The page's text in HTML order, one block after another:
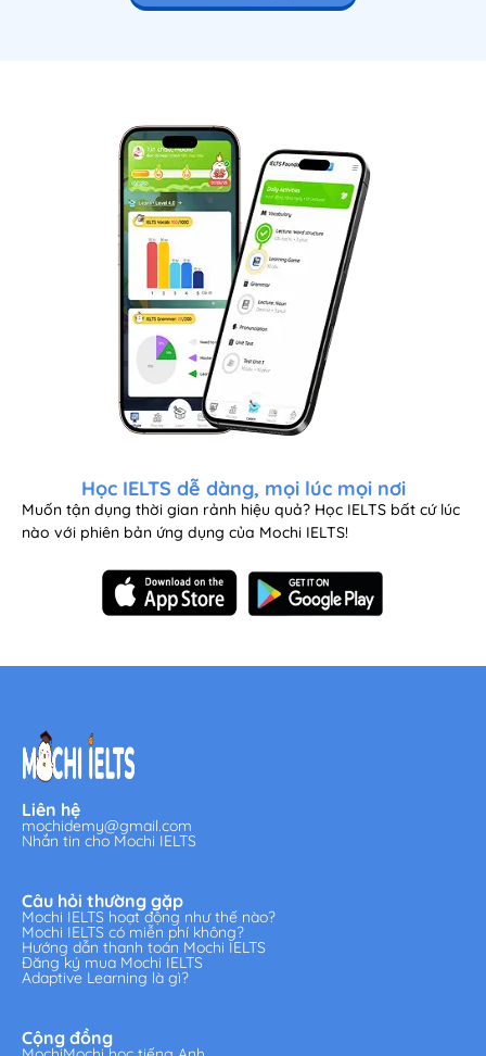
Học IELTS dễ dàng, mọi lúc mọi nơi
Muốn tận dụng thời gian rảnh hiệu quả? Học IELTS bất cứ lúc
nào với phiên bản ứng dụng của Mochi IELTS!
Liên hệ
mochidemy@gmail.com
Nhắn tin cho Mochi IELTS
Câu hỏi thường gặp
Mochi IELTS hoạt động như thế nào?
Mochi IELTS có miễn phí không?
Hướng dẫn thanh toán Mochi IELTS
Đăng ký mua Mochi IELTS
Adaptive Learning là gì?
Cộng đồng